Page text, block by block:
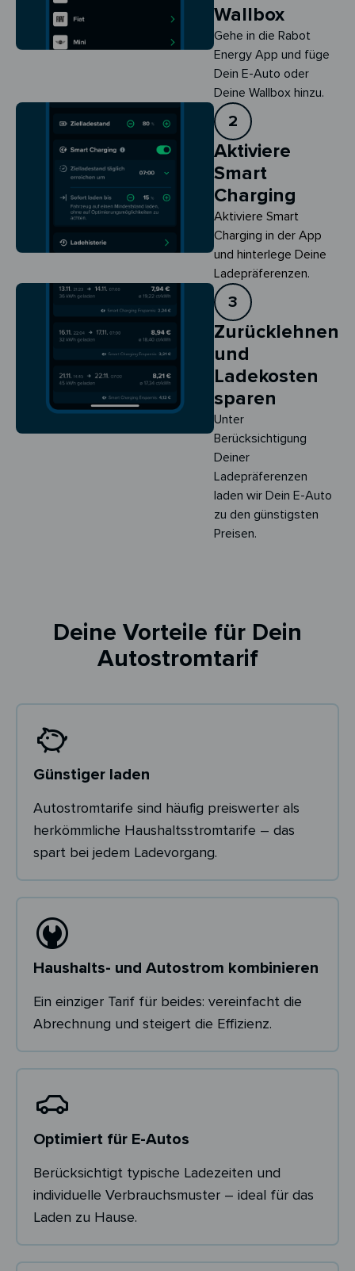
Wallbox
Gehe in die Rabot
Energy App und füge
Dein E-Auto oder
Deine Wallbox hinzu.
2
Aktiviere
Smart
Charging
Aktiviere Smart
Charging in der App
und hinterlege Deine
Ladepräferenzen.
3
Zurücklehnen
und
Ladekosten
sparen
Unter
Berücksichtigung
Deiner
Ladepräferenzen
laden wir Dein E-Auto
zu den günstigsten
Preisen.
Deine Vorteile für Dein
Autostromtarif
Günstiger laden
Autostromtarife sind häufig preiswerter als
herkömmliche Haushaltsstromtarife – das
spart bei jedem Ladevorgang.
Haushalts- und Autostrom kombinieren
Ein einziger Tarif für beides: vereinfacht die
Abrechnung und steigert die Effizienz.
Optimiert für E-Autos
Berücksichtigt typische Ladezeiten und
individuelle Verbrauchsmuster – ideal für das
Laden zu Hause.